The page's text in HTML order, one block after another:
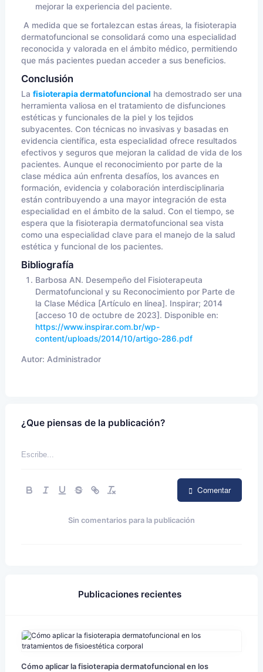
mejorar la experiencia del paciente.
A medida que se fortalezcan estas áreas, la fisioterapia
dermatofuncional se consolidará como una especialidad
reconocida y valorada en el ámbito médico, permitiendo
que más pacientes puedan acceder a sus beneficios.
Conclusión
La fisioterapia dermatofuncional ha demostrado ser una
herramienta valiosa en el tratamiento de disfunciones
estéticas y funcionales de la piel y los tejidos
subyacentes. Con técnicas no invasivas y basadas en
evidencia científica, esta especialidad ofrece resultados
efectivos y seguros que mejoran la calidad de vida de los
pacientes. Aunque el reconocimiento por parte de la
clase médica aún enfrenta desafíos, los avances en
formación, evidencia y colaboración interdisciplinaria
están contribuyendo a una mayor integración de esta
especialidad en el ámbito de la salud. Con el tiempo, se
espera que la fisioterapia dermatofuncional sea vista
como una especialidad clave para el manejo de la salud
estética y funcional de los pacientes.
Bibliografía
Barbosa AN. Desempeño del Fisioterapeuta
Dermatofuncional y su Reconocimiento por Parte de
la Clase Médica [Artículo en línea]. Inspirar; 2014
[acceso 10 de octubre de 2023]. Disponible en:
https://www.inspirar.com.br/wp-
content/uploads/2014/10/artigo-286.pdf
Autor: Administrador
¿Que piensas de la publicación?
Comentar
Sin comentarios para la publicación
Publicaciones recientes
Cómo aplicar la fisioterapia dermatofuncional en los